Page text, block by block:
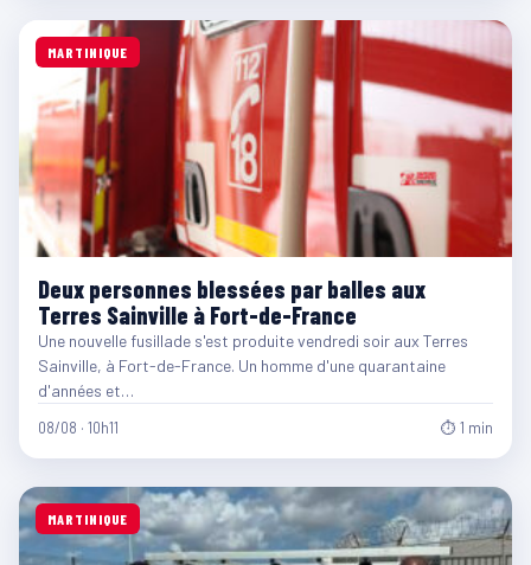
MARTINIQUE
Deux personnes blessées par balles aux
Terres Sainville à Fort-de-France
Une nouvelle fusillade s'est produite vendredi soir aux Terres
Sainville, à Fort-de-France. Un homme d'une quarantaine
d'années et…
08/08 · 10h11 ⏱ 1 min
MARTINIQUE